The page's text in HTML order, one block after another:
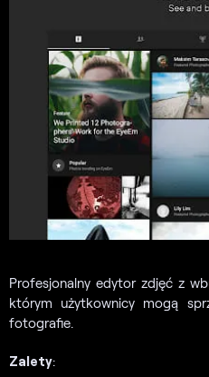
Profesjonalny edytor zdjęć z
którym użytkownicy mogą
fotografie.
Zalety: